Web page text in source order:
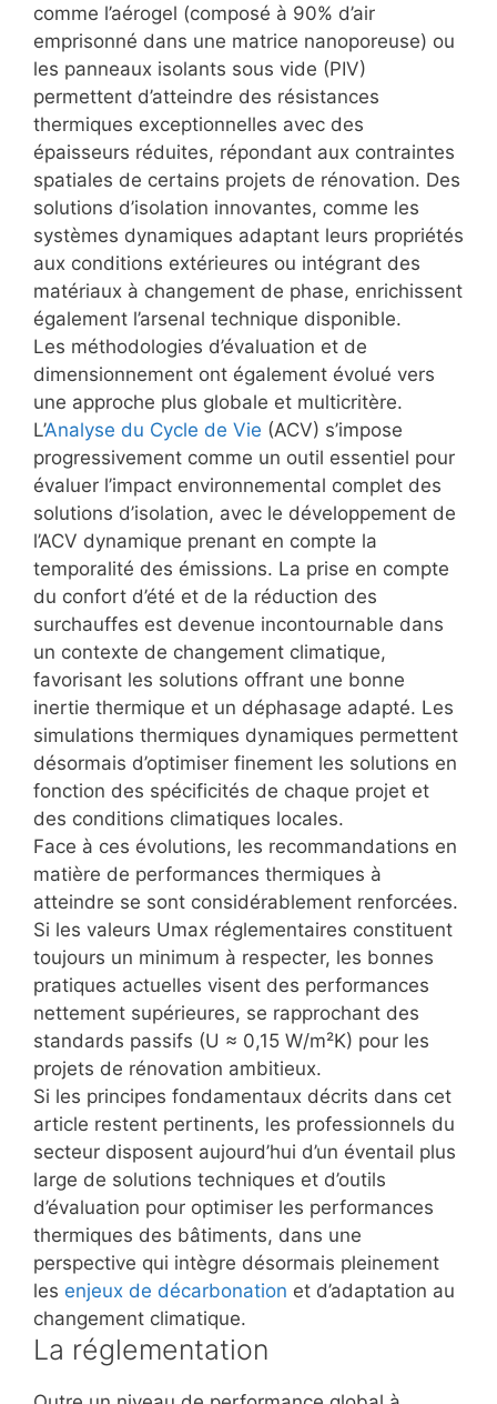
comme l’aérogel (composé à 90% d’air
emprisonné dans une matrice nanoporeuse) ou
les panneaux isolants sous vide (PIV)
permettent d’atteindre des résistances
thermiques exceptionnelles avec des
épaisseurs réduites, répondant aux contraintes
spatiales de certains projets de rénovation. Des
solutions d’isolation innovantes, comme les
systèmes dynamiques adaptant leurs propriétés
aux conditions extérieures ou intégrant des
matériaux à changement de phase, enrichissent
également l’arsenal technique disponible.
Les méthodologies d’évaluation et de
dimensionnement ont également évolué vers
une approche plus globale et multicritère.
L’Analyse du Cycle de Vie (ACV) s’impose
progressivement comme un outil essentiel pour
évaluer l’impact environnemental complet des
solutions d’isolation, avec le développement de
l’ACV dynamique prenant en compte la
temporalité des émissions. La prise en compte
du confort d’été et de la réduction des
surchauffes est devenue incontournable dans
un contexte de changement climatique,
favorisant les solutions offrant une bonne
inertie thermique et un déphasage adapté. Les
simulations thermiques dynamiques permettent
désormais d’optimiser finement les solutions en
fonction des spécificités de chaque projet et
des conditions climatiques locales.
Face à ces évolutions, les recommandations en
matière de performances thermiques à
atteindre se sont considérablement renforcées.
Si les valeurs Umax réglementaires constituent
toujours un minimum à respecter, les bonnes
pratiques actuelles visent des performances
nettement supérieures, se rapprochant des
standards passifs (U ≈ 0,15 W/m²K) pour les
projets de rénovation ambitieux.
Si les principes fondamentaux décrits dans cet
article restent pertinents, les professionnels du
secteur disposent aujourd’hui d’un éventail plus
large de solutions techniques et d’outils
d’évaluation pour optimiser les performances
thermiques des bâtiments, dans une
perspective qui intègre désormais pleinement
les enjeux de décarbonation et d’adaptation au
changement climatique.
La réglementation